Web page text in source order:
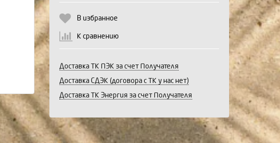
В избранное
К сравнению
Доставка ТК ПЭК за счет Получателя
Доставка СДЭК (договора с ТК у нас нет)
Доставка ТК Энергия за счет Получателя